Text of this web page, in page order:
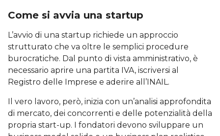
Come si avvia una startup
L’avvio di una startup richiede un approccio
strutturato che va oltre le semplici procedure
burocratiche. Dal punto di vista amministrativo, è
necessario aprire una partita IVA, iscriversi al
Registro delle Imprese e aderire all’INAIL.
Il vero lavoro, però, inizia con un’analisi approfondita
di mercato, dei concorrenti e delle potenzialità della
propria start-up. I fondatori devono sviluppare un